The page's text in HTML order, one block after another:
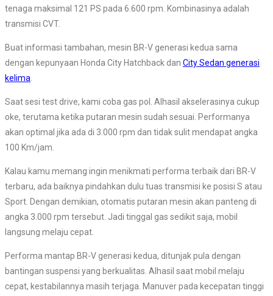
tenaga maksimal 121 PS pada 6.600 rpm. Kombinasinya adalah
transmisi CVT.
Buat informasi tambahan, mesin BR-V generasi kedua sama
dengan kepunyaan Honda City Hatchback dan City Sedan generasi
kelima.
Saat sesi test drive, kami coba gas pol. Alhasil akselerasinya cukup
oke, terutama ketika putaran mesin sudah sesuai. Performanya
akan optimal jika ada di 3.000 rpm dan tidak sulit mendapat angka
100 Km/jam.
Kalau kamu memang ingin menikmati performa terbaik dari BR-V
terbaru, ada baiknya pindahkan dulu tuas transmisi ke posisi S atau
Sport. Dengan demikian, otomatis putaran mesin akan panteng di
angka 3.000 rpm tersebut. Jadi tinggal gas sedikit saja, mobil
langsung melaju cepat.
Performa mantap BR-V generasi kedua, ditunjak pula dengan
bantingan suspensi yang berkualitas. Alhasil saat mobil melaju
cepat, kestabilannya masih terjaga. Manuver pada kecepatan tinggi